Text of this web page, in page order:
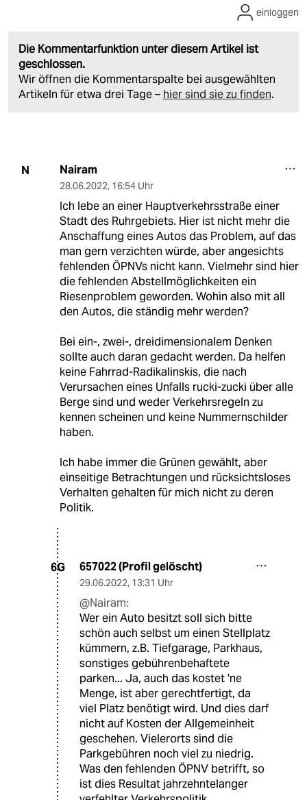
Die Kommentarfunktion unter diesem Artikel ist
geschlossen.
Wir öffnen die Kommentarspalte bei ausgewählten
Artikeln für etwa drei Tage – hier sind sie zu finden.
einloggen
N Nairam
28.06.2022, 16:54 Uhr
Ich lebe an einer Hauptverkehrsstraße einer
Stadt des Ruhrgebiets. Hier ist nicht mehr die
Anschaffung eines Autos das Problem, auf das
man gern verzichten würde, aber angesichts
fehlenden ÖPNVs nicht kann. Vielmehr sind hier
die fehlenden Abstellmöglichkeiten ein
Riesenproblem geworden. Wohin also mit all
den Autos, die ständig mehr werden?
Bei ein-, zwei-, dreidimensionalem Denken
sollte auch daran gedacht werden. Da helfen
keine Fahrrad-Radikalinskis, die nach
Verursachen eines Unfalls rucki-zucki über alle
Berge sind und weder Verkehrsregeln zu
kennen scheinen und keine Nummernschilder
haben.
Ich habe immer die Grünen gewählt, aber
einseitige Betrachtungen und rücksichtsloses
Verhalten gehalten für mich nicht zu deren
Politik.
6G 657022 (Profil gelöscht)
29.06.2022, 13:31 Uhr
@Nairam:
Wer ein Auto besitzt soll sich bitte
schön auch selbst um einen Stellplatz
kümmern, z.B. Tiefgarage, Parkhaus,
sonstiges gebührenbehaftete
parken... Ja, auch das kostet 'ne
Menge, ist aber gerechtfertigt, da
viel Platz benötigt wird. Und dies darf
nicht auf Kosten der Allgemeinheit
geschehen. Vielerorts sind die
Parkgebühren noch viel zu niedrig.
Was den fehlenden ÖPNV betrifft, so
ist dies Resultat jahrzehntelanger